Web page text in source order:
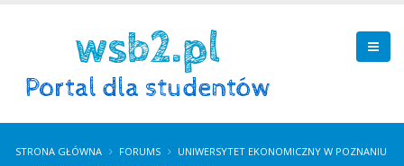
STRONA GŁÓWNA FORUMS
UNIWERSYTET EKONOMICZNY W POZNANIU